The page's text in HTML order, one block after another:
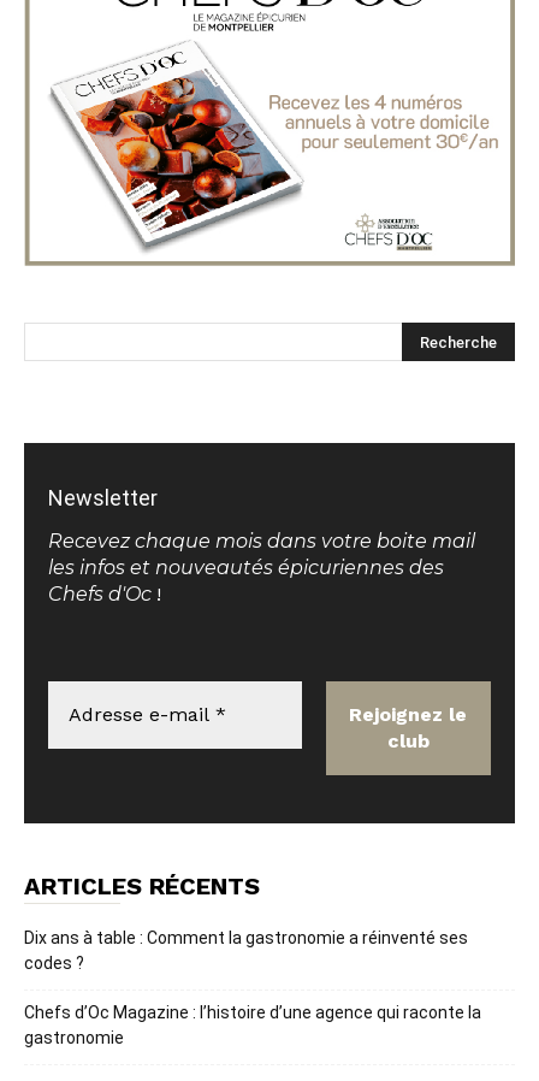
Newsletter
Recevez chaque mois dans votre boite mail
les infos et nouveautés épicuriennes des
Chefs d'Oc !
ARTICLES RÉCENTS
Dix ans à table : Comment la gastronomie a réinventé ses
codes ?
Chefs d’Oc Magazine : l’histoire d’une agence qui raconte la
gastronomie